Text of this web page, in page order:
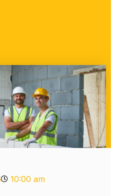
10:00 am